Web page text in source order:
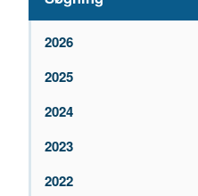
2026
2025
2024
2023
2022